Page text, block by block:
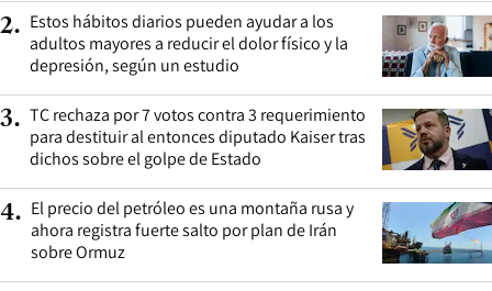
2. Estos hábitos diarios pueden ayudar a los
adultos mayores a reducir el dolor físico y la
depresión, según un estudio
3. TC rechaza por 7 votos contra 3 requerimiento
para destituir al entonces diputado Kaiser tras
dichos sobre el golpe de Estado
4. El precio del petróleo es una montaña rusa y
ahora registra fuerte salto por plan de Irán
sobre Ormuz